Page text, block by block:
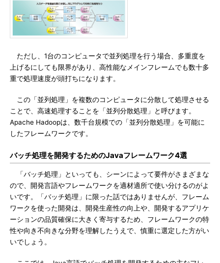
ただし、1台のコンピュータで並列処理を行う場合、多重度を
上げるにしても限界があり、高性能なメインフレームでも数十多
重で処理速度が頭打ちになります。
この「並列処理」を複数のコンピュータに分散して処理させる
ことで、高速処理することを「並列分散処理」と呼びます。
Apache Hadoopは、数千台規模での「並列分散処理」を可能に
したフレームワークです。
バッチ処理を開発するためのJavaフレームワーク4選
「バッチ処理」といっても、シーンによって要件がさまざまな
ので、開発言語やフレームワークを適材適所で使い分けるのがよ
いです。「バッチ処理」に限った話ではありませんが、フレーム
ワークを使った開発は、開発生産性の向上や、開発するアプリケ
ーションの品質確保に大きく寄与するため、フレームワークの特
性や向き不向きな分野を理解したうえで、慎重に選定した方がい
いでしょう。